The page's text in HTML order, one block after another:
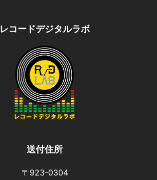
レコードデジタルラボ
送付住所
〒923-0304